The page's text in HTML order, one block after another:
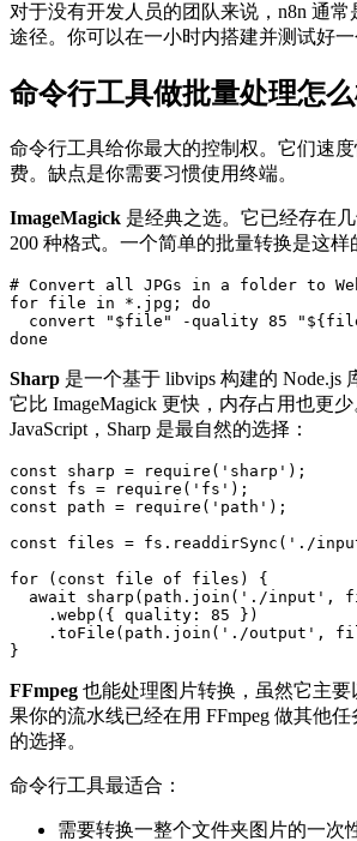
对于没有开发人员的团队来说，n8n 通
途径。你可以在一小时内搭建并测试好一
命令行工具做批量处理怎么
命令行工具给你最大的控制权。它们速
费。缺点是你需要习惯使用终端。
ImageMagick 是经典之选。它已经存在
200 种格式。一个简单的批量转换是这样
# Convert all JPGs in a folder to
for file in *.jpg; do
convert "$file" -quality 85
Sharp 是一个基于 libvips 构建的 Node.js
它比 ImageMagick 更快，内存占用也更
JavaScript，Sharp 是最自然的选择：
const sharp = require('sharp');
const fs = require('fs');
const path = require('path');
const files = fs.readdirSync('./
for (const file of files) {
await sharp(path.join('./input',
    .webp({ quality: 85 })
.toFile(path.join('./output',
FFmpeg 也能处理图片转换，虽然它主
果你的流水线已经在用 FFmpeg 做其他
的选择。
命令行工具最适合：
需要转换一整个文件夹图片的一次